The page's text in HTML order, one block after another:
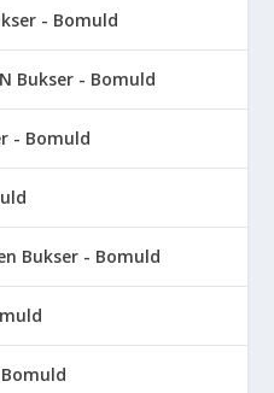
- Bomuld
Bukser - Bomuld
- Bomuld
Bukser - Bomuld